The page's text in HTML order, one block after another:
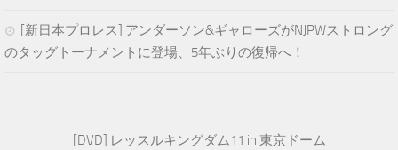
[新日本プロレス] アンダーソン&ギャローズがNJPWストロング
のタッグトーナメントに登場、5年ぶりの復帰へ！
[DVD] レッスルキングダム11 in 東京ドーム